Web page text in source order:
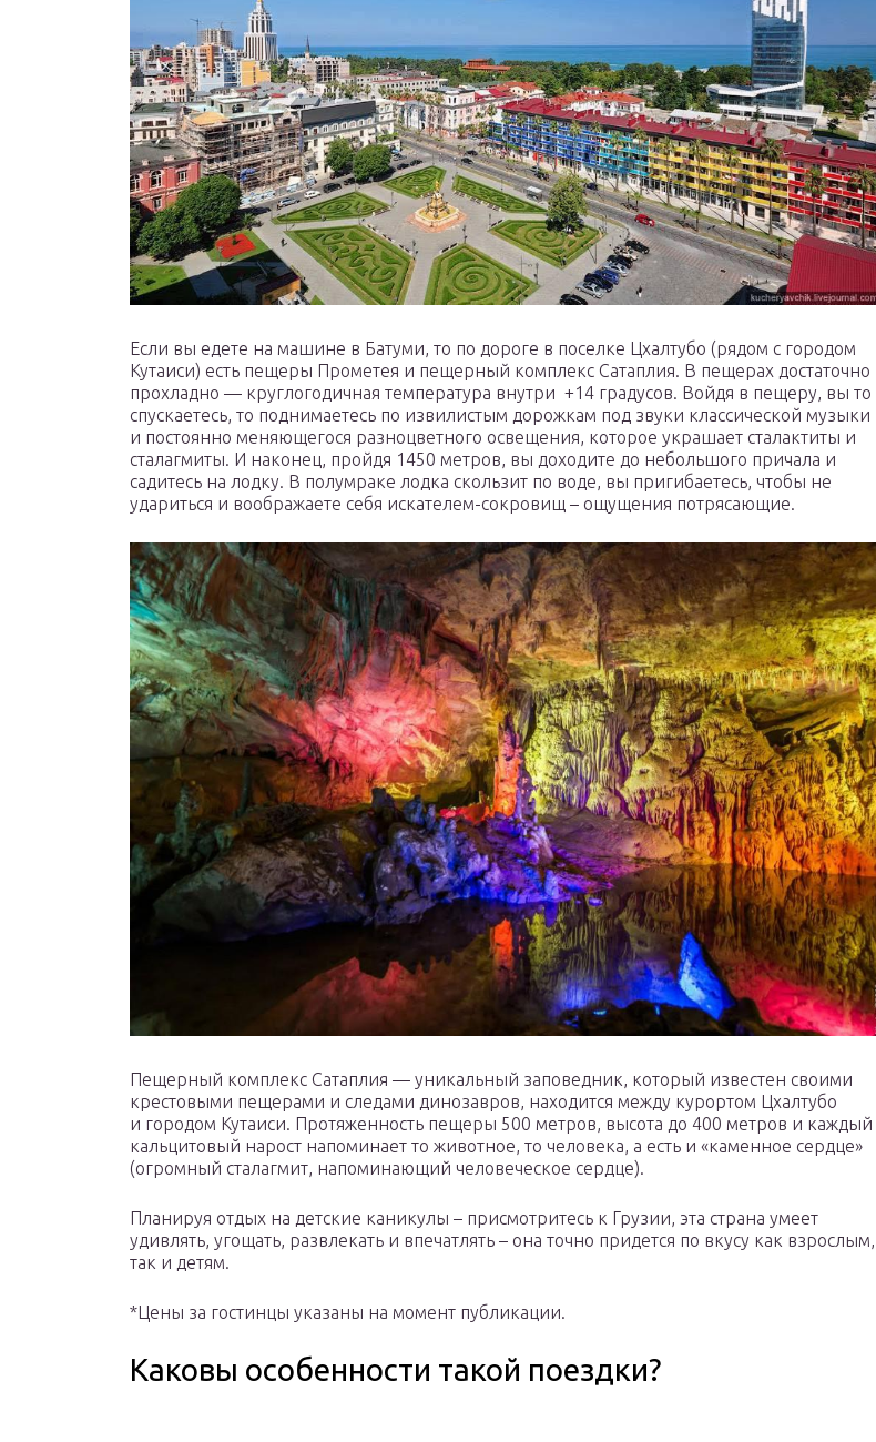
Если вы едете на машине в Батуми, то по дороге в поселке Цхалтубо (рядом с городом
Кутаиси) есть пещеры Прометея и пещерный комплекс Сатаплия. В пещерах достаточно
прохладно — круглогодичная температура внутри +14 градусов. Войдя в пещеру, вы то
спускаетесь, то поднимаетесь по извилистым дорожкам под звуки классической музыки
и постоянно меняющегося разноцветного освещения, которое украшает сталактиты и
сталагмиты. И наконец, пройдя 1450 метров, вы доходите до небольшого причала и
садитесь на лодку. В полумраке лодка скользит по воде, вы пригибаетесь, чтобы не
удариться и воображаете себя искателем-сокровищ – ощущения потрясающие.
Пещерный комплекс Сатаплия — уникальный заповедник, который известен своими
крестовыми пещерами и следами динозавров, находится между курортом Цхалтубо
и городом Кутаиси. Протяженность пещеры 500 метров, высота до 400 метров и каждый
кальцитовый нарост напоминает то животное, то человека, а есть и «каменное сердце»
(огромный сталагмит, напоминающий человеческое сердце).
Планируя отдых на детские каникулы – присмотритесь к Грузии, эта страна умеет
удивлять, угощать, развлекать и впечатлять – она точно придется по вкусу как взрослым,
так и детям.
*Цены за гостинцы указаны на момент публикации.
Каковы особенности такой поездки?